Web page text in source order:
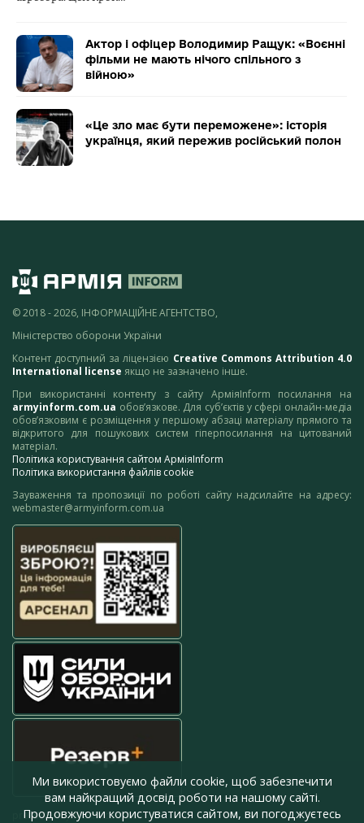
Актор і офіцер Володимир Ращук: «Воєнні
фільми не мають нічого спільного з
війною»
«Це зло має бути переможене»: історія
українця, який пережив російський полон
© 2018 - 2026, ІНФОРМАЦІЙНЕ АГЕНТСТВО,
Міністерство оборони України
Контент доступний за ліцензією Creative Commons Attribution 4.0
International license якщо не зазначено інше.
При використанні контенту з сайту АрміяInform посилання на
armyinform.com.ua обов’язкове. Для суб’єктів у сфері онлайн-медіа
обов’язковим є розміщення у першому абзаці матеріалу прямого та
відкритого для пошукових систем гіперпосилання на цитований
матеріал.
Політика користування сайтом АрміяInform
Політика використання файлів cookie
Зауваження та пропозиції по роботі сайту надсилайте на адресу:
webmaster@armyinform.com.ua
press@armyinform.com.ua
Ми використовуємо файли cookie, щоб забезпечити
вам найкращий досвід роботи на нашому сайті.
Продовжуючи користуватися сайтом, ви погоджуєтесь